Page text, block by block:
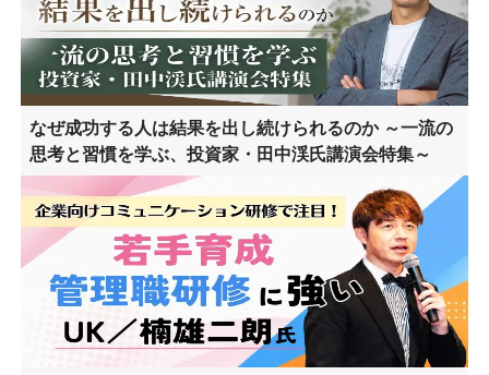
なぜ成功する人は結果を出し続けられるのか ～一流の
思考と習慣を学ぶ、投資家・田中渓氏講演会特集～